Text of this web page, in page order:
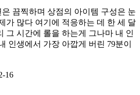
끔찍하며 상점의 아이템 구성은 눈
가 많다 여기에 적응하는 데 한 세 달
그 시간에 롤을 하는게 그나마 내 인
인생에서 가장 아깝게 버린 79분이
16